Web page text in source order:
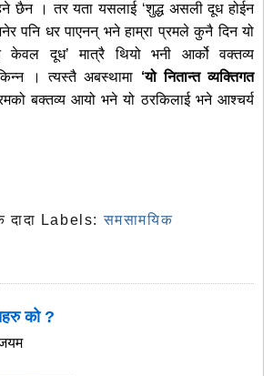
छैन । तर यता यसलाई ‘शुद्ध असली दूध होईन
पनि धर पाएनन् भने हाम्रा प्रमले कुनै दिन यो
केवल दूध’ मात्रै थियो भनी आर्को वक्तव्य
। त्यस्तै अबस्थामा ‘यो नितान्त व्यक्तिगत
बक्तव्य आयो भने यो ठरकिलाई भने आश्‍चर्य
दादा Labels:समसामयिक
को ?